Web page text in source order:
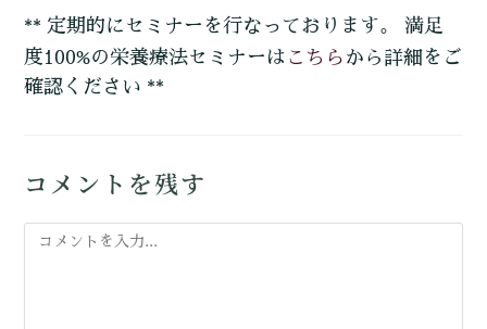
** 定期的にセミナーを行なっております。 満足
度100%の栄養療法セミナーは こちら から詳細をご
確認ください **
コメントを残す